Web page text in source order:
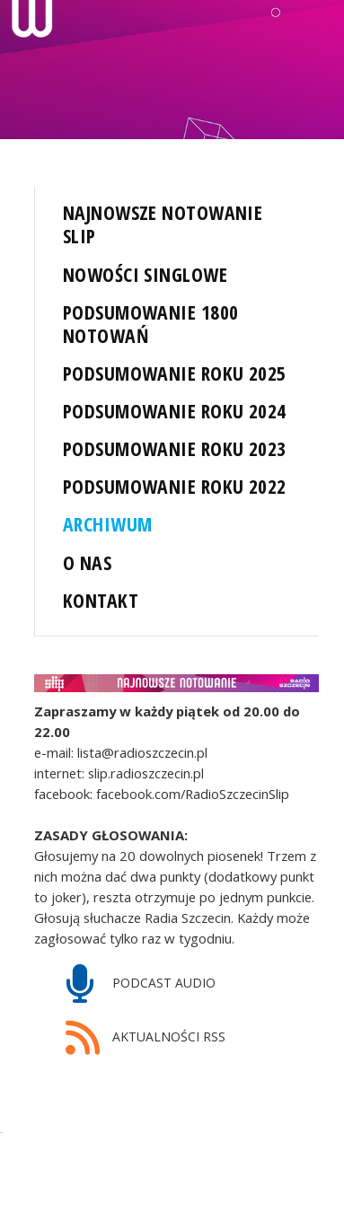
NAJNOWSZE NOTOWANIE
SLIP
NOWOŚCI SINGLOWE
PODSUMOWANIE 1800
NOTOWAŃ
PODSUMOWANIE ROKU 2025
PODSUMOWANIE ROKU 2024
PODSUMOWANIE ROKU 2023
PODSUMOWANIE ROKU 2022
ARCHIWUM
O NAS
KONTAKT
Zapraszamy w każdy piątek od 20.00 do
22.00
e-mail: lista@radioszczecin.pl
internet: slip.radioszczecin.pl
facebook: facebook.com/RadioSzczecinSlip
ZASADY GŁOSOWANIA:
Głosujemy na 20 dowolnych piosenek! Trzem z
nich można dać dwa punkty (dodatkowy punkt
to joker), reszta otrzymuje po jednym punkcie.
Głosują słuchacze Radia Szczecin. Każdy może
zagłosować tylko raz w tygodniu.
PODCAST AUDIO
AKTUALNOŚCI RSS